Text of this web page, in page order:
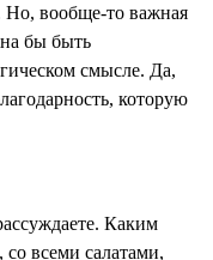
Но, вообще-то важная
бы быть
смысле. Да,
которую
Каким
всеми салатами,